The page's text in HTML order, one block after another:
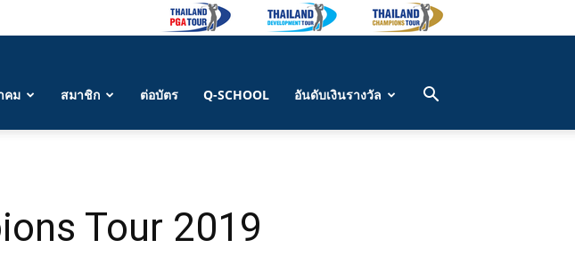
คม สมาชิก ต่อบัตร Q-SCHOOL อันดับเงินรางวัล
Tour 2019